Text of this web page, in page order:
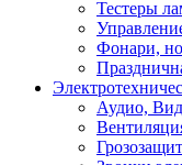
Тестеры
Фонари,
Аудио,